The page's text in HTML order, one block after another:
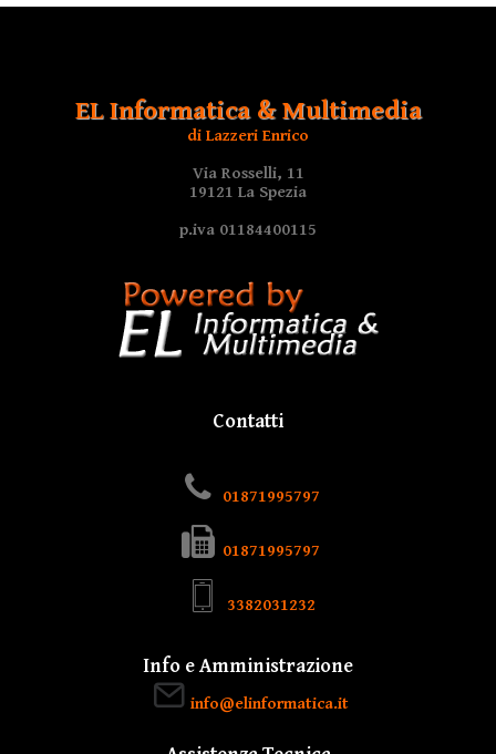
EL Informatica & Multimedia
di Lazzeri Enrico
Via Rosselli, 11
19121 La Spezia
p.iva 01184400115
Contatti
01871995797
01871995797
3382031232
Info e Amministrazione
info@elinformatica.it